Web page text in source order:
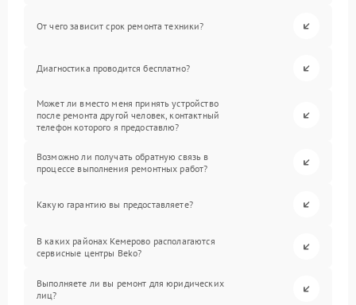
От чего зависит срок ремонта техники?
Диагностика проводится бесплатно?
Может ли вместо меня принять устройство
после ремонта другой человек, контактный
телефон которого я предоставлю?
Возможно ли получать обратную связь в
процессе выполнения ремонтных работ?
Какую гарантию вы предоставляете?
В каких районах Кемерово располагаются
сервисные центры Beko?
Выполняете ли вы ремонт для юридических
лиц?